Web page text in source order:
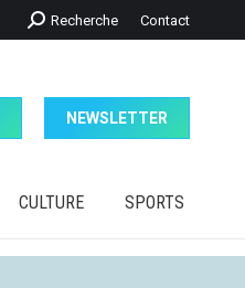
Recherche
:
Recherche Contact
NEWSLETTER
CULTURE SPORTS
CULTURE SPORTS